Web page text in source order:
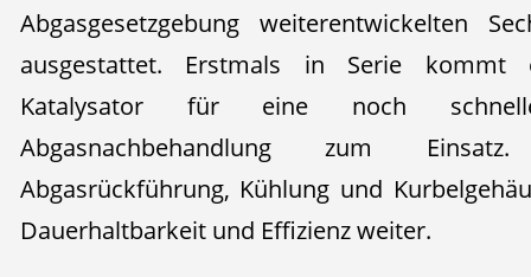
Abgasgesetzgebung weiterentwickelten
ausgestattet. Erstmals in Serie kommt
Katalysator für eine noch
Abgasnachbehandlung zum
Abgasrückführung, Kühlung und
Dauerhaltbarkeit und Effizienz weiter.